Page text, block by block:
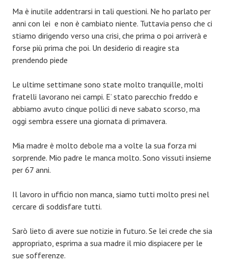
Ma è inutile addentrarsi in tali questioni. Ne ho parlato per
anni con lei e non è cambiato niente. Tuttavia penso che ci
stiamo dirigendo verso una crisi, che prima o poi arriverà e
forse più prima che poi. Un desiderio di reagire sta
prendendo piede
Le ultime settimane sono state molto tranquille, molti
fratelli lavorano nei campi. E’ stato parecchio freddo e
abbiamo avuto cinque pollici di neve sabato scorso, ma
oggi sembra essere una giornata di primavera.
Mia madre è molto debole ma a volte la sua forza mi
sorprende. Mio padre le manca molto. Sono vissuti insieme
per 67 anni.
Il lavoro in ufficio non manca, siamo tutti molto presi nel
cercare di soddisfare tutti.
Sarò lieto di avere sue notizie in futuro. Se lei crede che sia
appropriato, esprima a sua madre il mio dispiacere per le
sue sofferenze.